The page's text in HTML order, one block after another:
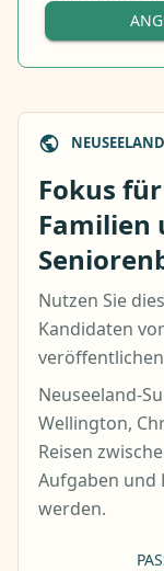
NEUSEELAND
Fokus
Familien
Nutzen Sie
Kandidaten
Neuseeland-
Wellington,
Reisen
Aufgaben und
werden.